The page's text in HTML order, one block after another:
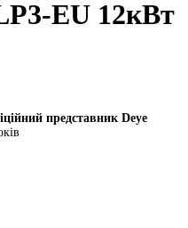
EU 12кВт
представник Deye